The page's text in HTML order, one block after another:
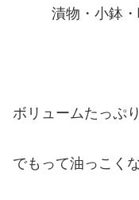
漬物・小鉢
ボリュームたっぷり
でもって油っこく